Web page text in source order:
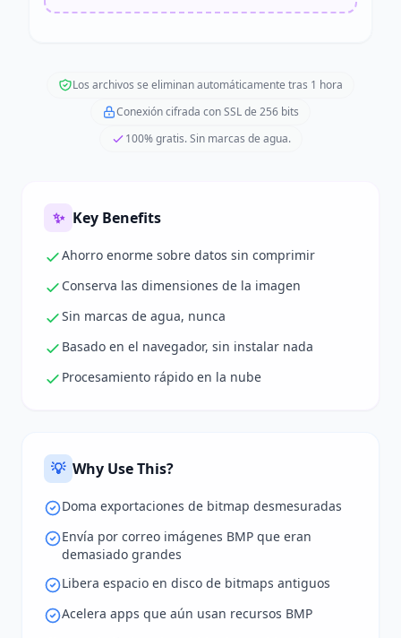
Los archivos se eliminan automáticamente tras 1 hora
Conexión cifrada con SSL de 256 bits
100% gratis. Sin marcas de agua.
✨ Key Benefits
Ahorro enorme sobre datos sin comprimir
Conserva las dimensiones de la imagen
Sin marcas de agua, nunca
Basado en el navegador, sin instalar nada
Procesamiento rápido en la nube
💡 Why Use This?
Doma exportaciones de bitmap desmesuradas
Envía por correo imágenes BMP que eran
demasiado grandes
Libera espacio en disco de bitmaps antiguos
Acelera apps que aún usan recursos BMP